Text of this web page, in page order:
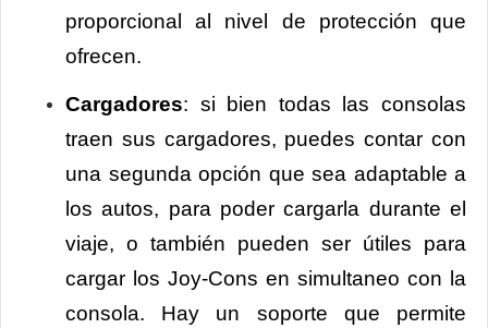
proporcional al nivel de protección que
ofrecen.
Cargadores: si bien todas las consolas
traen sus cargadores, puedes contar con
una segunda opción que sea adaptable a
los autos, para poder cargarla durante el
viaje, o también pueden ser útiles para
cargar los Joy-Cons en simultaneo con la
consola. Hay un soporte que permite